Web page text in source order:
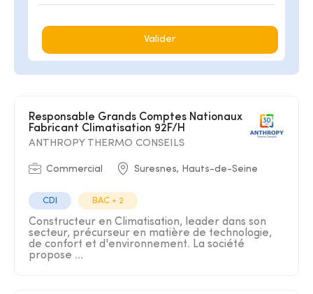
Valider
Responsable Grands Comptes Nationaux
Fabricant Climatisation 92F/H
ANTHROPY THERMO CONSEILS
Commercial Suresnes, Hauts-de-Seine
CDI BAC + 2
Constructeur en Climatisation, leader dans son
secteur, précurseur en matière de technologie,
de confort et d'environnement. La société
propose ...